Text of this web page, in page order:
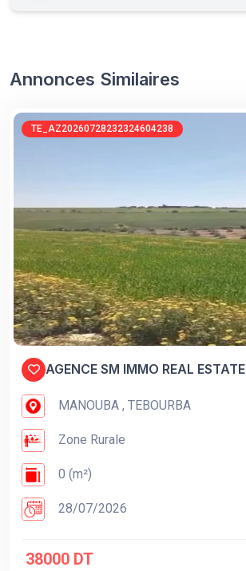
Annonces Similaires
TE_AZ20260728232324604238
AGENCE SM IMMO REAL ESTATE
MANOUBA , TEBOURBA
Zone Rurale
0 (m²)
28/07/2026
38000 DT